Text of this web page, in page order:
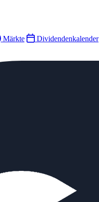
Märkte Dividendenkalender